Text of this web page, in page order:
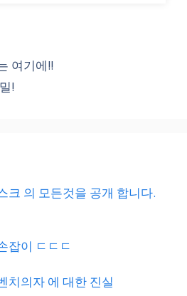
여기에!!
!
크 의 모든것을 공개 합니다.
잡이 ㄷㄷㄷ
치의자 에 대한 진실